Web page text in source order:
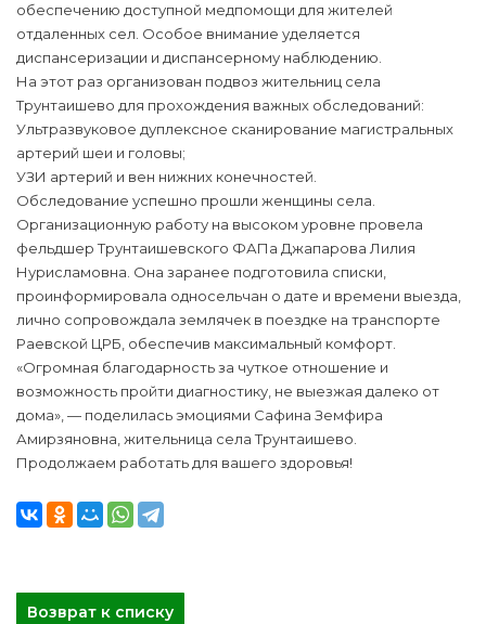
обеспечению доступной медпомощи для жителей
отдаленных сел. Особое внимание уделяется
диспансеризации и диспансерному наблюдению.
На этот раз организован подвоз жительниц села
Трунтаишево для прохождения важных обследований:
Ультразвуковое дуплексное сканирование магистральных
артерий шеи и головы;
УЗИ артерий и вен нижних конечностей.
Обследование успешно прошли женщины села.
Организационную работу на высоком уровне провела
фельдшер Трунтаишевского ФАПа Джапарова Лилия
Нурисламовна. Она заранее подготовила списки,
проинформировала односельчан о дате и времени выезда,
лично сопровождала землячек в поездке на транспорте
Раевской ЦРБ, обеспечив максимальный комфорт.
«Огромная благодарность за чуткое отношение и
возможность пройти диагностику, не выезжая далеко от
дома», — поделилась эмоциями Сафина Земфира
Амирзяновна, жительница села Трунтаишево.
Продолжаем работать для вашего здоровья!
Возврат к списку